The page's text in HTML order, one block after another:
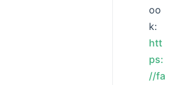
oo
k:
htt
ps:
//fa